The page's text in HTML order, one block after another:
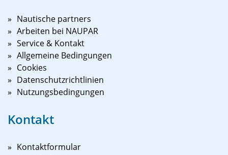
Nautische partners
Arbeiten bei NAUPAR
Service & Kontakt
Allgemeine Bedingungen
Cookies
Datenschutzrichtlinien
Nutzungsbedingungen
Kontakt
Kontaktformular